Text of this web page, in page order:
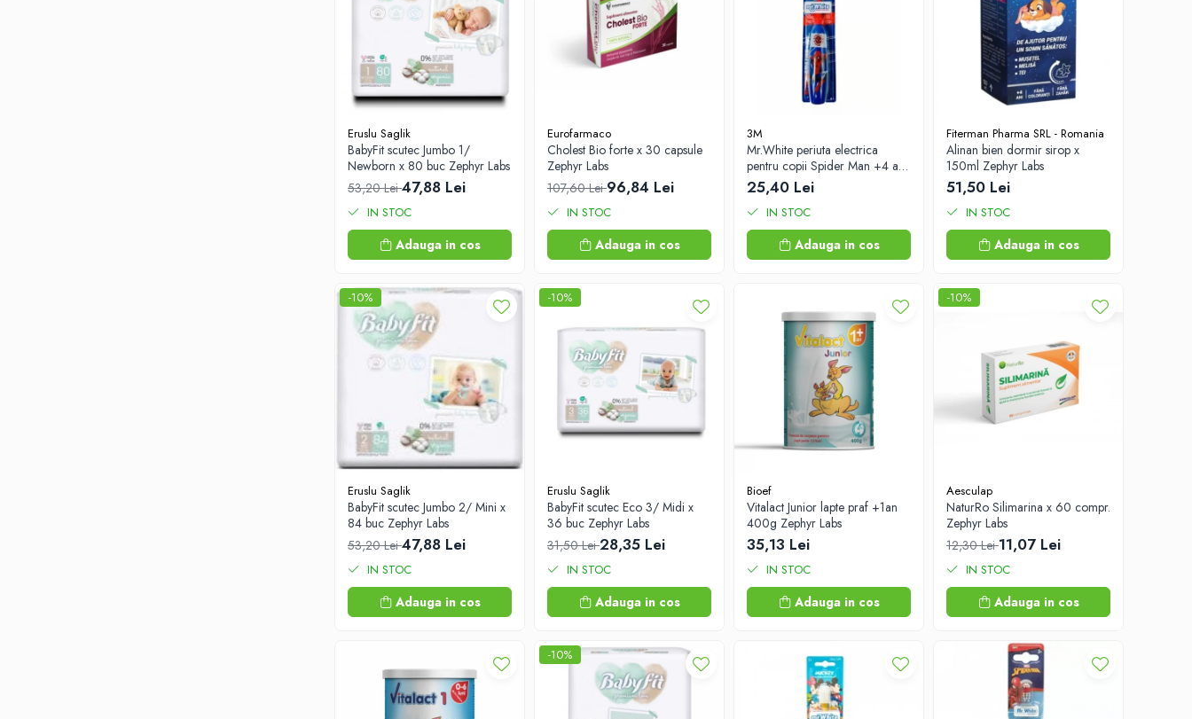
Eruslu Saglik
BabyFit scutec Jumbo 1/
Newborn x 80 buc Zephyr Labs
53,20 Lei47,88 Lei
IN STOC
Adauga in cos
Eurofarmaco
Cholest Bio forte x 30 capsule
Zephyr Labs
107,60 Lei96,84 Lei
IN STOC
Adauga in cos
3M
Mr.White periuta electrica
pentru copii Spider Man +4 ani
Zephyr Labs
25,40 Lei
IN STOC
Adauga in cos
Fiterman Pharma SRL - Romania
Alinan bien dormir sirop x
150ml Zephyr Labs
51,50 Lei
IN STOC
Adauga in cos
-10%
Eruslu Saglik
BabyFit scutec Jumbo 2/ Mini x
84 buc Zephyr Labs
53,20 Lei47,88 Lei
IN STOC
Adauga in cos
-10%
Eruslu Saglik
BabyFit scutec Eco 3/ Midi x
36 buc Zephyr Labs
31,50 Lei28,35 Lei
IN STOC
Adauga in cos
Bioef
Vitalact Junior lapte praf +1an
400g Zephyr Labs
35,13 Lei
IN STOC
Adauga in cos
-10%
Aesculap
NaturRo Silimarina x 60 compr.
Zephyr Labs
12,30 Lei11,07 Lei
IN STOC
Adauga in cos
-10%